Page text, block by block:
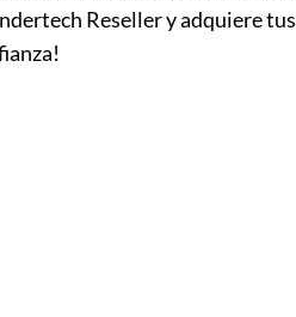
Reseller y adquiere tus